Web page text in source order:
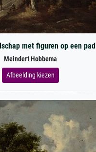
met figuren op een pad
Meindert Hobbema
Afbeelding kiezen